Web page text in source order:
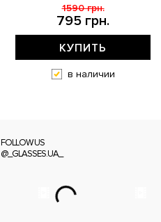
795 грн.
1590 грн.
КУПИТЬ
в наличии
FOLLOW US
@_GLASSES.UA_